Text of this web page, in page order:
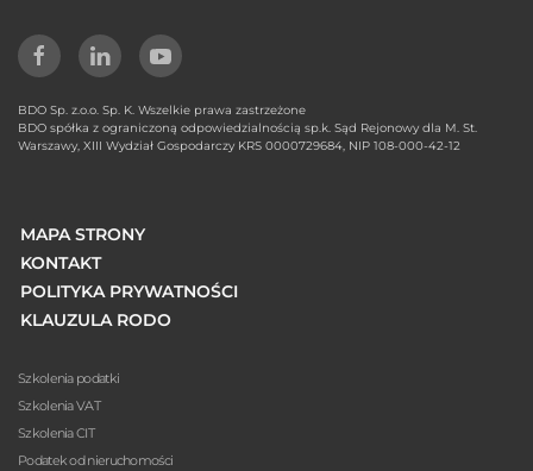
BDO Sp. z.o.o. Sp. K. Wszelkie prawa zastrzeżone
BDO spółka z ograniczoną odpowiedzialnością sp.k. Sąd Rejonowy dla M. St.
Warszawy, XIII Wydział Gospodarczy KRS 0000729684, NIP 108-000-42-12
MAPA STRONY
KONTAKT
POLITYKA PRYWATNOŚCI
KLAUZULA RODO
Szkolenia podatki
Szkolenia VAT
Szkolenia CIT
Podatek od nieruchomości